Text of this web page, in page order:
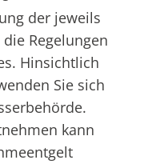
der jeweils
Regelungen
Hinsichtlich
Sie sich
kann